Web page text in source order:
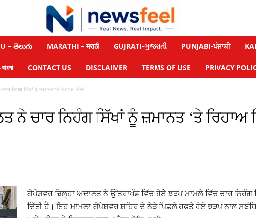
– తెలుగు MARATHI – मराठी GUJRATI-ગુજરાતી PUNJABI-ਪੰਜਾਬੀ
CONTACT US DISCLAIMER TERMS OF USE PRIVACY
ਨਿਹੰਗ ਸਿੱਖਾਂ ਨੂੰ ਜ਼ਮਾਨਤ ‘ਤੇ ਰਿਹਾਅ ਦਿੱਤੀ
ਨੇ ਚਾਰ ਨਿਹੰਗ ਸਿੱਖਾਂ ਨੂੰ ਜ਼ਮਾਨਤ ‘ਤੇ ਰਿਹਾਅ
ਗੋਪੇਸ਼ਵਰ ਜ਼ਿਲ੍ਹਾ ਅਦਾਲਤ ਨੇ ਉੱਤਰਾਖੰਡ ਵਿੱਚ ਹੋਏ ਝੜਪ ਮਾਮਲੇ ਵਿੱਚ ਚਾਰ ਨਿਹੰਗ
ਦਿੱਤੀ ਹੈ। ਇਹ ਮਾਮਲਾ ਗੋਪੇਸ਼ਵਰ ਸ਼ਹਿਰ ਦੇ ਨੇੜੇ ਪਿਛਲੇ ਹਫਤੇ ਹੋਏ ਝੜਪ ਨਾਲ